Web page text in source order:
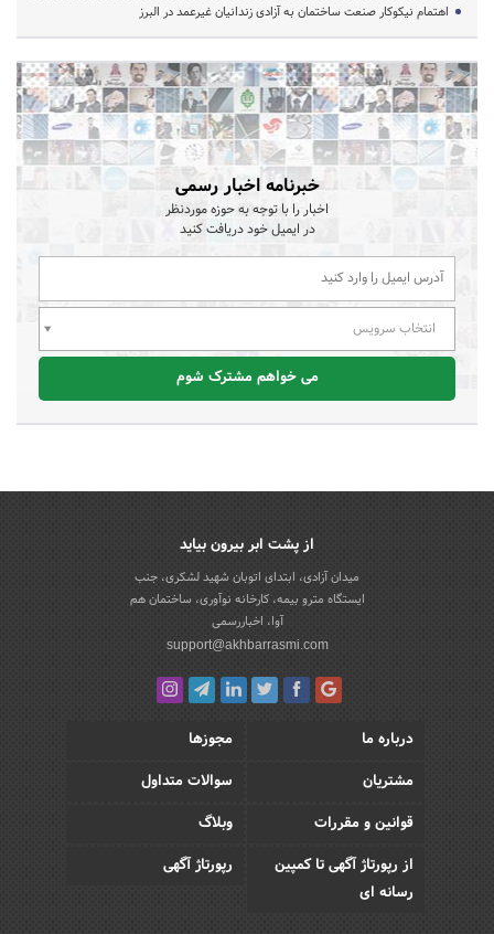
اهتمام نیکوکار صنعت ساختمان به آزادی زندانیان غیرعمد در البرز
خبرنامه اخبار رسمی
اخبار را با توجه به حوزه موردنظر
در ایمیل خود دریافت کنید
انتخاب سرویس
می خواهم مشترک شوم
از پشت ابر بیرون بیاید
میدان آزادی، ابتدای اتوبان شهید لشکری، جنب
ایستگاه مترو بیمه، کارخانه نوآوری، ساختمان هم
آوا، اخباررسمی
support@akhbarrasmi.com
درباره ما
مجوزها
مشتریان
سوالات متداول
قوانین و مقررات
وبلاگ
از رپورتاژ آگهی تا کمپین
رسانه ای
رپورتاژ آگهی